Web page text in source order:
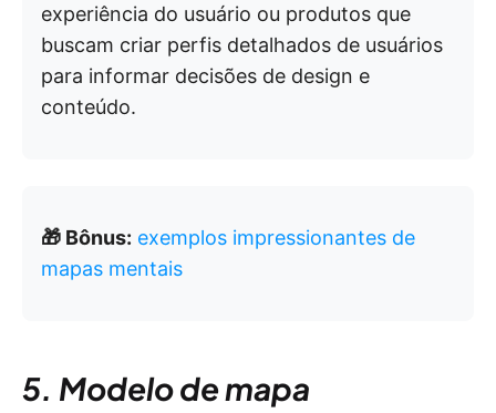
experiência do usuário ou produtos que
buscam criar perfis detalhados de usuários
para informar decisões de design e
conteúdo.
🎁 Bônus: exemplos impressionantes de
mapas mentais
5. Modelo de mapa